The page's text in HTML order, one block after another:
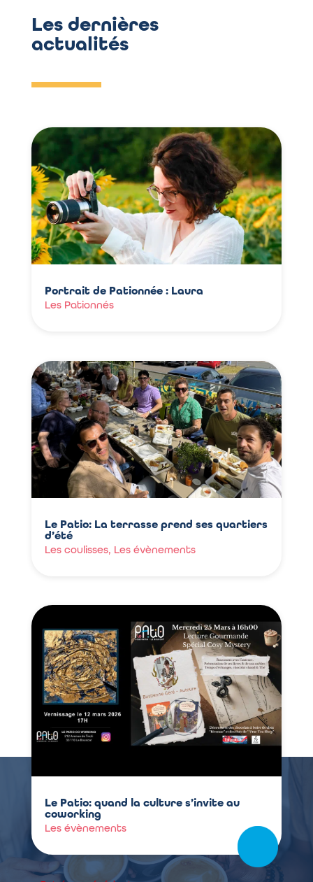
Les dernières
actualités
Portrait de Pationnée : Laura
Les Pationnés
Le Patio: La terrasse prend ses quartiers
d’été
Les coulisses, Les évènements
Le Patio: quand la culture s’invite au
coworking
Les évènements